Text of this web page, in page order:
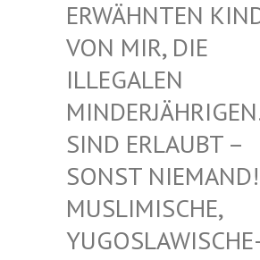
TEN KINDER
R, DIE ILLEGA
LEN MINDER
JÄHRIGEN… SIND
RLAUBT – SONST
NIEMAND! MUSLIM
ISCHE, YUGOSL
AWISCHE-WZ,